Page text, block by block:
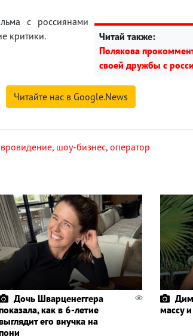
Читай также:
Полякова
своей дружбы с
с россиянами
критики.
Читайте нас в Google.News
, шоу-бизнес, оператор
Дочь Шварценеггера
как в 6-летие
его внучка на
массу